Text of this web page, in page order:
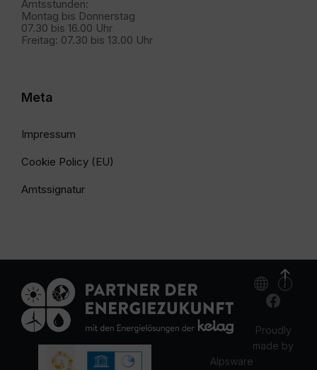
Amtsstunden:
Montag bis Donnerstag
07.30 bis 16.00 Uhr
Freitag: 07.30 bis 13.00 Uhr
Meta
Impressum
Cookie Policy (EU)
Amtssignatur
Proudly
made by
Alpsware